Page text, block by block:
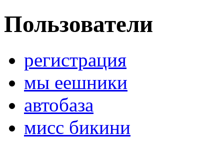
Пользователи
регистрация
мы еешники
автобаза
мисс бикини